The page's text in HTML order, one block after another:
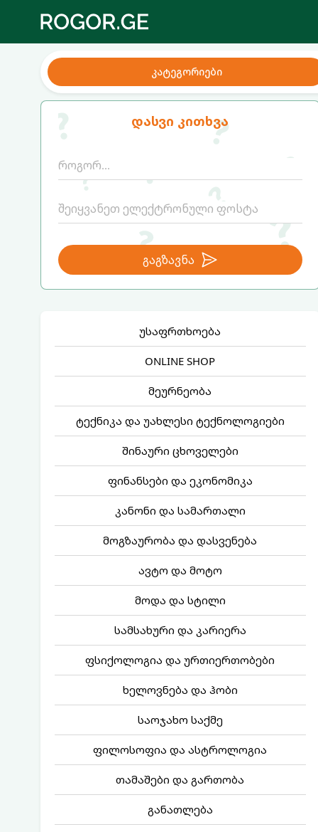
კატეგორიები
დასვი კითხვა
გაგზავნა
უსაფრთხოება
ONLINE SHOP
მეურნეობა
ტექნიკა და უახლესი ტექნოლოგიები
შინაური ცხოველები
ფინანსები და ეკონომიკა
კანონი და სამართალი
მოგზაურობა და დასვენება
ავტო და მოტო
მოდა და სტილი
სამსახური და კარიერა
ფსიქოლოგია და ურთიერთობები
ხელოვნება და ჰობი
საოჯახო საქმე
ფილოსოფია და ასტროლოგია
თამაშები და გართობა
განათლება